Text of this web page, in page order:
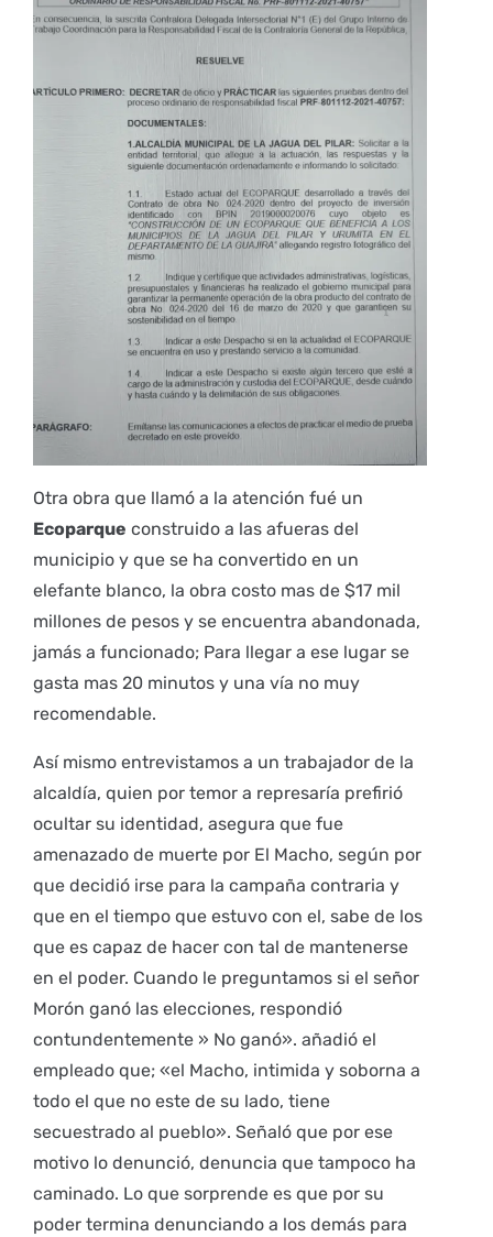
Otra obra que llamó a la atención fué un
Ecoparque construido a las afueras del
municipio y que se ha convertido en un
elefante blanco, la obra costo mas de $17 mil
millones de pesos y se encuentra abandonada,
jamás a funcionado; Para llegar a ese lugar se
gasta mas 20 minutos y una vía no muy
recomendable.
Así mismo entrevistamos a un trabajador de la
alcaldía, quien por temor a represaría prefirió
ocultar su identidad, asegura que fue
amenazado de muerte por El Macho, según por
que decidió irse para la campaña contraria y
que en el tiempo que estuvo con el, sabe de los
que es capaz de hacer con tal de mantenerse
en el poder. Cuando le preguntamos si el señor
Morón ganó las elecciones, respondió
contundentemente » No ganó». añadió el
empleado que; «el Macho, intimida y soborna a
todo el que no este de su lado, tiene
secuestrado al pueblo». Señaló que por ese
motivo lo denunció, denuncia que tampoco ha
caminado. Lo que sorprende es que por su
poder termina denunciando a los demás para